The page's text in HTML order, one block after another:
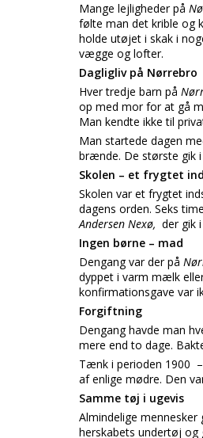
Mange lejligheder på
følte man det krible og
holde utøjet i skak i
vægge og lofter.
Dagligliv på Nørrebro
Hver tredje barn på
op med mor for at gå
Man kendte ikke til
Man startede dagen
brænde. De største gik
Skolen – et frygtet
Skolen var et frygtet
dagens orden. Seks
Andersen Nexø, der gik
Ingen børne – mad
Dengang var der på
dyppet i varm mælk
konfirmationsgave var
Forgiftning
Dengang havde man
mere end to dage.
Tænk i perioden 1900
af enlige mødre. Den
Samme tøj i ugevis
Almindelige
herskabets undertøj og